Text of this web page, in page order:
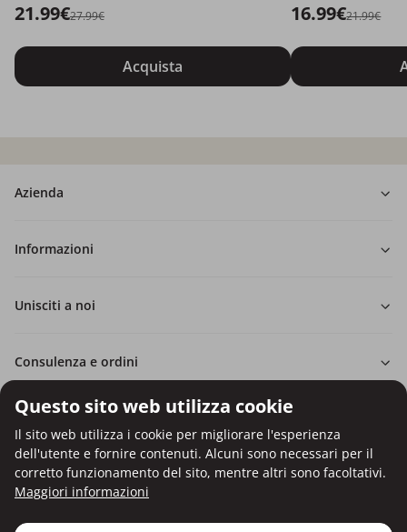
Questo sito web utilizza cookie
Il sito web utilizza i cookie per migliorare l'esperienza
dell'utente e fornire contenuti. Alcuni sono necessari per il
corretto funzionamento del sito, mentre altri sono facoltativi.
Maggiori informazioni
21.99€27.99€
Acquista
16.99€21.99€
Azienda
Informazioni
Unisciti a noi
Consulenza e ordini
Pagamento con carta di credito.
Protezione dei dati personali tramite crittografia SSL.